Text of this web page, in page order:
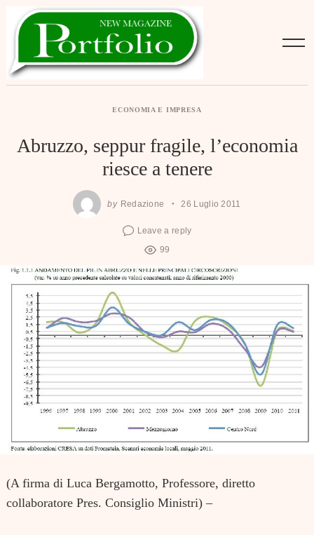
ECONOMIA E IMPRESA
Abruzzo, seppur fragile, l’economia
riesce a tenere
by Redazione 26 Luglio 2011
Leave a reply
99
(A firma di Luca Bergamotto, Professore, diretto
collaboratore Pres. Consiglio Ministri) –